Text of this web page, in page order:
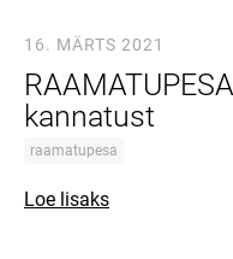
16. MÄRTS 2021
kannatust
raamatupesa
Loe lisaks